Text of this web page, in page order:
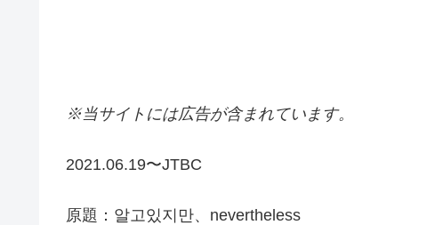
※当サイトには広告が含まれています。
2021.06.19〜JTBC
原題：알고있지만、nevertheless